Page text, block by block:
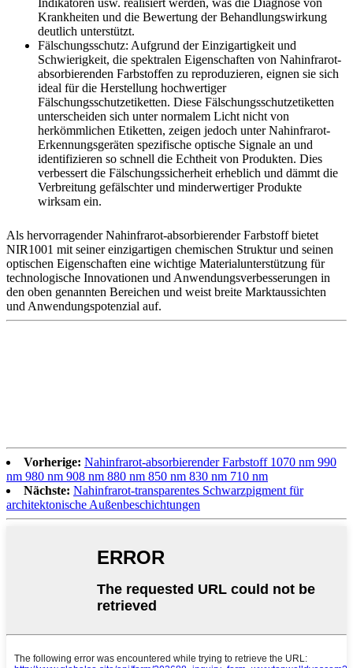
Krankheiten und die Bewertung der Behandlungswirkung
deutlich unterstützt.
Fälschungsschutz: Aufgrund der Einzigartigkeit und
Schwierigkeit, die spektralen Eigenschaften von Nahinfrarot-
absorbierenden Farbstoffen zu reproduzieren, eignen sie sich
ideal für die Herstellung hochwertiger
Fälschungsschutzetiketten. Diese Fälschungsschutzetiketten
unterscheiden sich unter normalem Licht nicht von
herkömmlichen Etiketten, zeigen jedoch unter Nahinfrarot-
Erkennungsgeräten spezifische optische Signale an und
identifizieren so schnell die Echtheit von Produkten. Dies
verbessert die Fälschungssicherheit erheblich und dämmt die
Verbreitung gefälschter und minderwertiger Produkte
wirksam ein.
Als hervorragender Nahinfrarot-absorbierender Farbstoff bietet
NIR1001 mit seiner einzigartigen chemischen Struktur und seinen
optischen Eigenschaften eine wichtige Materialunterstützung für
technologische Innovationen und Anwendungsverbesserungen in
den oben genannten Bereichen und weist breite Marktaussichten
und Anwendungspotenzial auf.
Vorherige: Nahinfrarot-absorbierender Farbstoff 1070 nm 990
nm 980 nm 908 nm 880 nm 850 nm 830 nm 710 nm
Nächste: Nahinfrarot-transparentes Schwarzpigment für
architektonische Außenbeschichtungen